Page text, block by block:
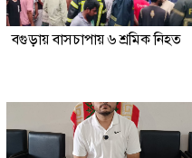
বগুড়ায় বাসচাপায় ৬ শ্রমিক নিহত